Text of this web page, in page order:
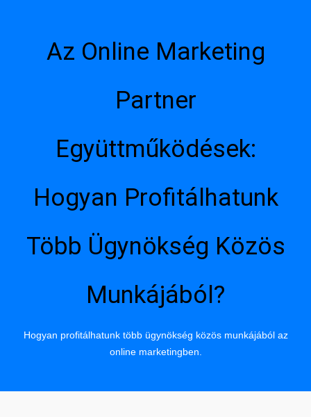
Az Online Marketing
Partner
Együttműködések:
Hogyan Profitálhatunk
Több Ügynökség Közös
Munkájából?
Hogyan profitálhatunk több ügynökség közös munkájából az
online marketingben.